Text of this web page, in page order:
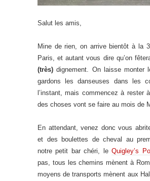
Salut les amis,
Mine de rien, on arrive bientôt à la
Paris, et autant vous dire qu’on
(très)dignement. On laisse monter
gardons les danseuses dans les
l’instant, mais commencez à rester
des choses vont se faire au mois de
En attendant, venez donc vous
et des boulettes de cheval au
notre petit bar chéri, leQuigley’s
pas, tous les chemins mènent à
moyens de transports mènent aux